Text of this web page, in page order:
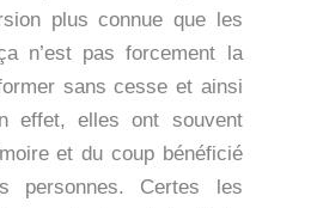
plus connue que les
n’est pas forcement la
sans cesse et ainsi
effet, elles ont souvent
et du coup bénéficié
personnes. Certes les